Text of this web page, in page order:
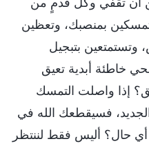
بمنصبك، وتعظين
وتستمتعين بتبجيل
خاطئة أبدية تعيق
إذا واصلت التمسك
فسيقطعك الله في
أي حال؟ أليس فقط لننتظر